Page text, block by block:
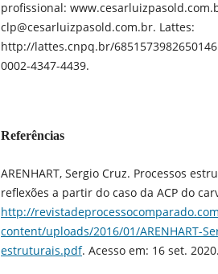
profissional:
clp@cesarluizpasold.com.br. Lattes:
http://lattes.cnpq.br/
0002-4347-4439.
Referências
ARENHART, Sergio Cruz. Processos
reflexões a partir do caso da ACP do
http://
content/uploads/2016/01/ARENHART-
estruturais.pdf. Acesso em: 16 set. 2020.